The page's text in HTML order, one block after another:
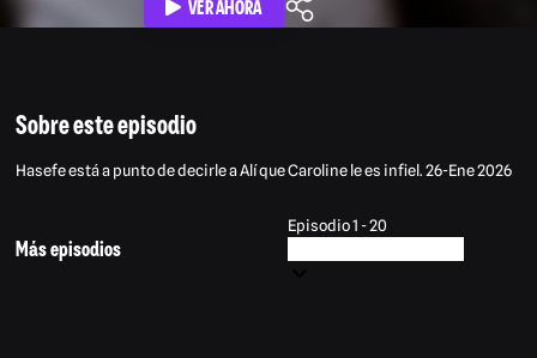
VER AHORA
Sobre este episodio
Hasefe está a punto de decirle a Alí que Caroline le es infiel. 26-Ene 2026
Más episodios
Episodio 1 - 20